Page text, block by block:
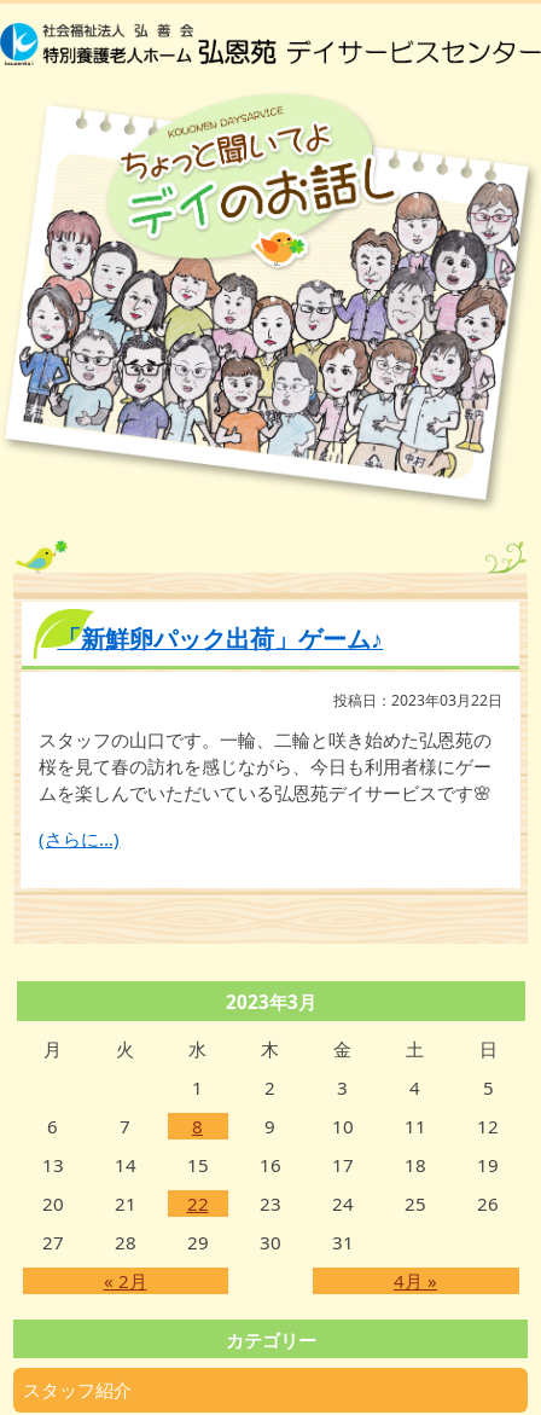
「新鮮卵パック出荷」ゲーム♪
投稿日：2023年03月22日
スタッフの山口です。一輪、二輪と咲き始めた弘恩苑の
桜を見て春の訪れを感じながら、今日も利用者様にゲー
ムを楽しんでいただいている弘恩苑デイサービスです🌸
(さらに…)
2023年3月
月
火 水 木 金 土 日
« 2月 4月 »
1 2 3 4
5
6
7 8 9 10 11
12
13
14 15 16 17 18
19
20
21 22 23 24 25
26
27
28 29 30 31
カテゴリー
スタッフ紹介